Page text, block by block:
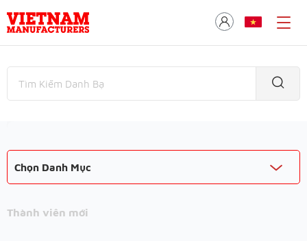
Chọn Danh Mục
Thành viên mới